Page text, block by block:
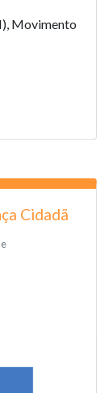
Movimento
Cidadã